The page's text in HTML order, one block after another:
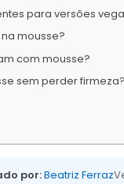
para versões
mousse?
com mousse?
sem perder firmeza?
por:Beatriz Ferraz